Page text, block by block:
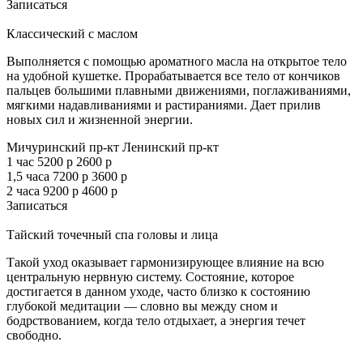
Записаться
Классический с маслом
Выполняется с помощью ароматного масла на открытое тело
на удобной кушетке. Прорабатывается все тело от кончиков
пальцев большими плавными движениями, поглаживаниями,
мягкими надавливаниями и растираниями. Дает прилив
новых сил и жизненной энергии.
Мичуринский пр-кт Ленинский пр-кт
1 час 5200 р 2600 р
1,5 часа 7200 р 3600 р
2 часа 9200 р 4600 р
Записаться
Тайский точечный спа головы и лица
Такой уход оказывает гармонизирующее влияние на всю
центральную нервную систему. Состояние, которое
достигается в данном уходе, часто близко к состоянию
глубокой медитации — словно вы между сном и
бодрствованием, когда тело отдыхает, а энергия течет
свободно.